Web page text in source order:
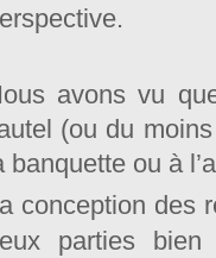
avons vu
(ou du
banquette ou à
conception des
parties bien